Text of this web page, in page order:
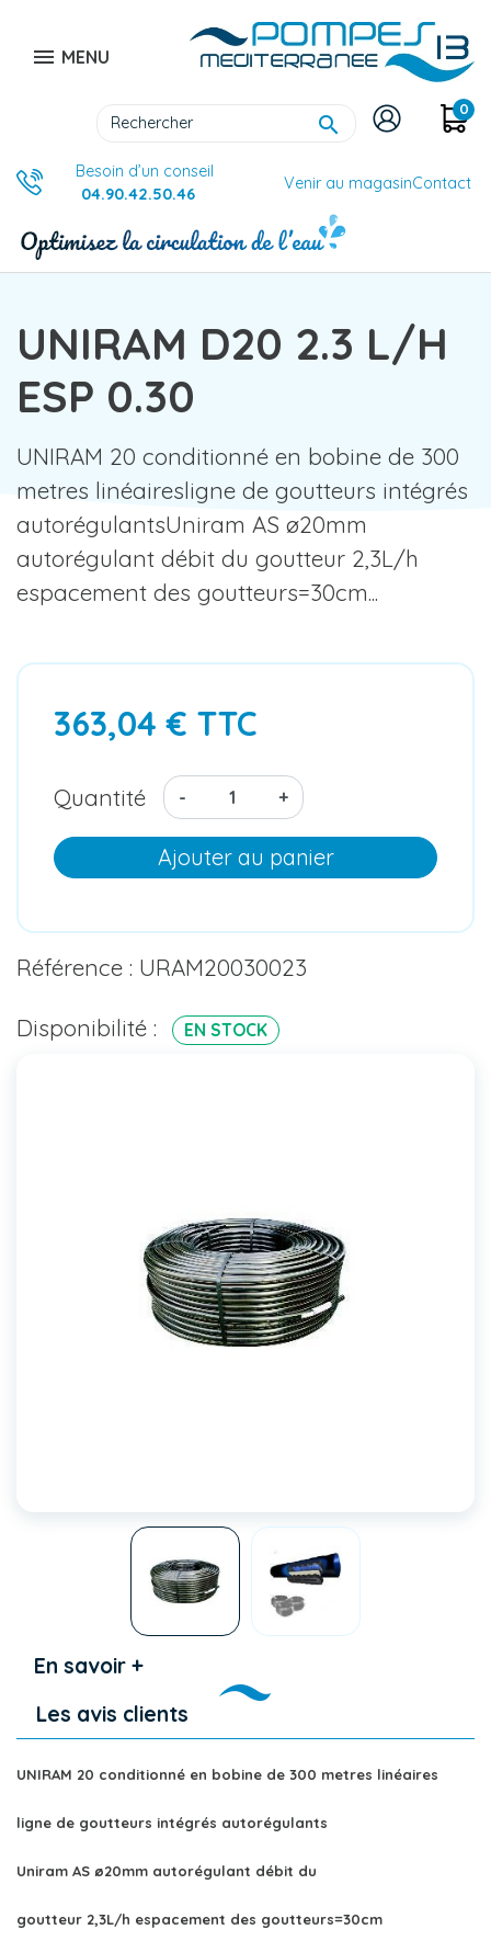
 MENU

0
Besoin d’un conseil
04.90.42.50.46
Venir au magasinContact
UNIRAM D20 2.3 L/H
ESP 0.30
UNIRAM 20 conditionné en bobine de 300
metres linéairesligne de goutteurs intégrés
autorégulantsUniram AS ø20mm
autorégulant débit du goutteur 2,3L/h
espacement des goutteurs=30cm...
363,04 € TTC
Quantité - +
Ajouter au panier
Référence : URAM20030023
Disponibilité : EN STOCK
En savoir +
Les avis clients
UNIRAM 20 conditionné en bobine de 300 metres linéaires
ligne de goutteurs intégrés autorégulants
Uniram AS ø20mm autorégulant débit du
goutteur 2,3L/h espacement des goutteurs=30cm